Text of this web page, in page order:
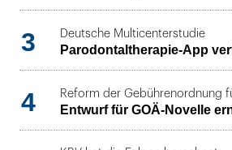
3 Deutsche Multicenterstudie
Parodontaltherapie-App
4 Reform der Gebührenordnung
Entwurf für GOÄ-Novelle